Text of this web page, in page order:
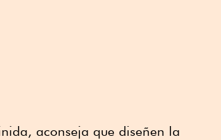
aconseja que diseñen la